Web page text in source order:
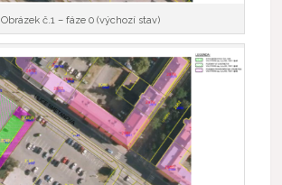
Obrázek č.1 – fáze 0 (výchozí stav)